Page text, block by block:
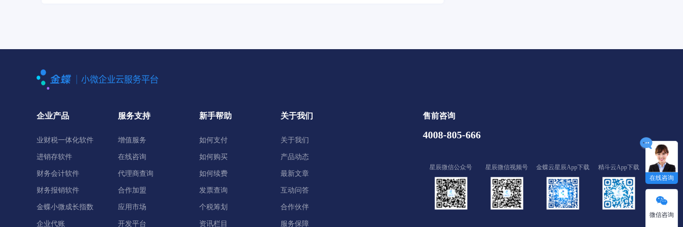
在线咨询
微信咨询
企业产品
业财税一体化软件
进销存软件
财务会计软件
财务报销软件
金蝶小微成长指数
企业代账
服务支持
增值服务
在线咨询
代理商查询
合作加盟
应用市场
开发平台
新手帮助
如何支付
如何购买
如何续费
发票查询
个税筹划
资讯栏目
关于我们
关于我们
产品动态
最新文章
互动问答
合作伙伴
服务保障
售前咨询
4008-805-666
星辰微信公众号 星辰微信视频号 金蝶云星辰App下载 精斗云App下载